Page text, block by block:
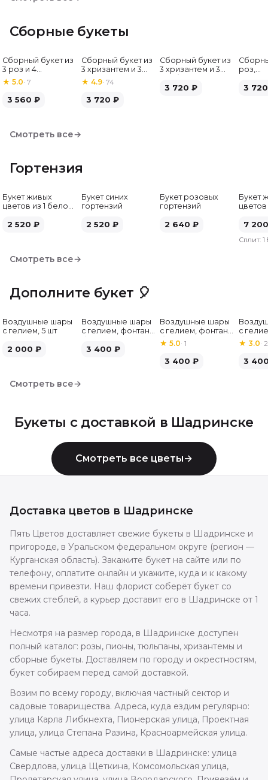
Сборные букеты
Сборный букет из
3 роз и 4
альстромерий
★ 5.0· 7
3 560 ₽
Хит
Сборный букет из
3 хризантем и 3
альстромерий
★ 4.9· 74
3 720 ₽
Сборный букет из
3 хризантем и 3
3 720 ₽
роз,
3 720
Смотреть все→
Гортензия
Букет живых
цветов из 1 белой
2 520 ₽
Букет синих
гортензий
2 520 ₽
Букет розовых
гортензий
2 640 ₽
Букет
7 200
Сплит: 1
Смотреть все→
Дополните букет 🎈
Воздушные шары
с гелием, 5 шт
2 000 ₽
Воздушные шары
с гелием, фонтан,
шт
3 400 ₽
Воздушные шары
с гелием, фонтан,
бело-розовые, 7
шт
★5.0·1
3 400 ₽
с
бело-
★ 3.0· 2
3
Смотреть все→
Букеты с доставкой в Шадринске
Смотреть все цветы→
Доставка цветов в Шадринске
Пять Цветов доставляет свежие букеты в Шадринске и
пригороде, в Уральском федеральном округе (регион —
Курганская область). Закажите букет на сайте или по
телефону, оплатите онлайн и укажите, куда и к какому
времени привезти. Наш флорист соберёт букет со
свежих стеблей, а курьер доставит его в Шадринске от 1
часа.
Несмотря на размер города, в Шадринске доступен
полный каталог: розы, пионы, тюльпаны, хризантемы и
сборные букеты. Доставляем по городу и окрестностям,
букет собираем перед самой доставкой.
Возим по всему городу, включая частный сектор и
садовые товарищества. Адреса, куда ездим регулярно:
улица Карла Либкнехта, Пионерская улица, Проектная
улица, улица Степана Разина, Красноармейская улица.
Самые частые адреса доставки в Шадринске: улица
Свердлова, улица Щеткина, Комсомольская улица,